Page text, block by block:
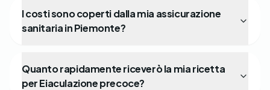
I costi sono coperti dalla mia assicurazione
sanitaria in Piemonte?
Quanto rapidamente riceverò la mia ricetta
per Eiaculazione precoce?